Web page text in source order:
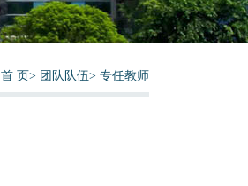
首 页> 团队队伍> 专任教师